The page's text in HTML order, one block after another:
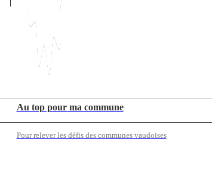
Au top pour ma commune
Pour relever les défis des communes vaudoises